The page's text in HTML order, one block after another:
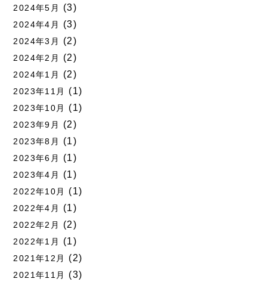
2024年5月 (3)
2024年4月 (3)
2024年3月 (2)
2024年2月 (2)
2024年1月 (2)
2023年11月 (1)
2023年10月 (1)
2023年9月 (2)
2023年8月 (1)
2023年6月 (1)
2023年4月 (1)
2022年10月 (1)
2022年4月 (1)
2022年2月 (2)
2022年1月 (1)
2021年12月 (2)
2021年11月 (3)